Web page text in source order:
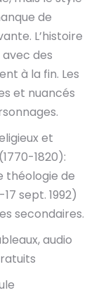
de
L’histoire
des
à la fin. Les
et nuancés
et
1820):
théologie de
sept. 1992)
secondaires.
audio